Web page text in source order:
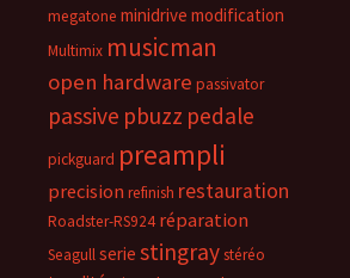
megatone minidrive modification
Multimix musicman
open hardware passivator
passive pbuzz pedale
pickguard preampli
precision refinish restauration
Roadster-RS924 réparation
Seagullserie stingraystéréo